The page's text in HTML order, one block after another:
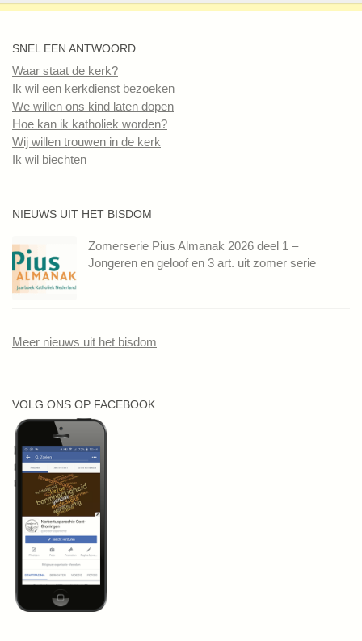
SNEL EEN ANTWOORD
Waar staat de kerk?
Ik wil een kerkdienst bezoeken
We willen ons kind laten dopen
Hoe kan ik katholiek worden?
Wij willen trouwen in de kerk
Ik wil biechten
NIEUWS UIT HET BISDOM
Zomerserie Pius Almanak 2026 deel 1 –
Jongeren en geloof en 3 art. uit zomer serie
Meer nieuws uit het bisdom
VOLG ONS OP FACEBOOK